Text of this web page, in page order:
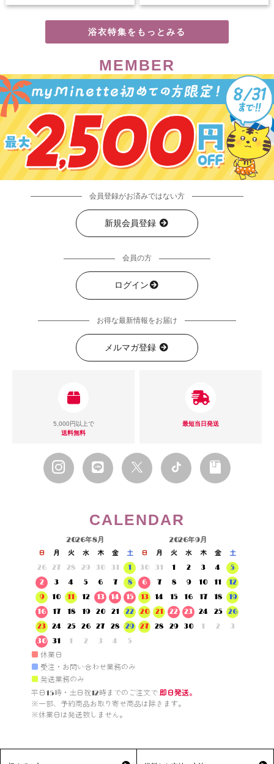
浴衣特集をもっとみる
MEMBER
会員登録がお済みではない方
新規会員登録
会員の方
ログイン
お得な最新情報をお届け
メルマガ登録
5,000円以上で
送料無料
最短当日発送
CALENDAR
2026年8月
日 月 火 水 木 金
土
26
27 28 29 30 31
1
2
3 4 5 6 7
8
9
10 11 12 13 14
15
16
17 18 19 20 21
22
23
24 25 26 27 28
29
30
31 1 2 3 4 5
2026年9月
日 月 火 水 木 金
土
30
31 1 2 3 4
5
6
7 8 9 10 11
12
13
14 15 16 17 18
19
20
21 22 23 24 25
26
27
28 29 30 1 2 3
■ 休業日
■ 受注・お問い合わせ業務のみ
■ 発送業務のみ
平日15時・土日祝12時までのご注文で 即日発送。
※一部、予約商品お取り寄せ商品は除きます。
※休業日は発送致しません。